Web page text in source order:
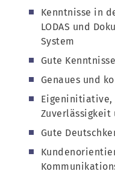
Kenntnisse in
LODAS und
System
Gute
Genaues und
Zuverlässigkeit
Gute